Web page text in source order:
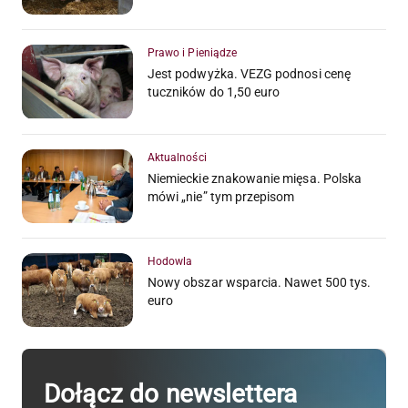
Prawo i Pieniądze
Jest podwyżka. VEZG podnosi cenę
tuczników do 1,50 euro
Aktualności
Niemieckie znakowanie mięsa. Polska
mówi „nie” tym przepisom
Hodowla
Nowy obszar wsparcia. Nawet 500 tys.
euro
Dołącz do newslettera